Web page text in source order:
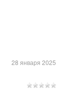
28 января 2025